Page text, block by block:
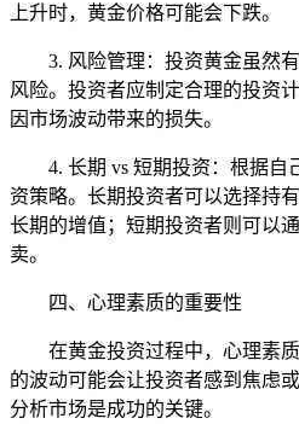
上升时，黄金价格可能会下跌。
3. 风险管理：投资黄金虽然
风险。投资者应制定合理的投资
因市场波动带来的损失。
4. 长期 vs 短期投资：根据自
资策略。长期投资者可以选择持
长期的增值；短期投资者则可以
卖。
四、心理素质的重要性
在黄金投资过程中，心理素
的波动可能会让投资者感到焦虑
分析市场是成功的关键。